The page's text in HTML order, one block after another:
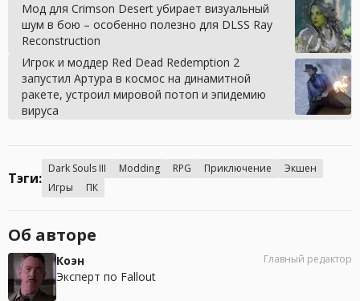
Мод для Crimson Desert убирает визуальный
шум в бою – особенно полезно для DLSS Ray
Reconstruction
Игрок и моддер Red Dead Redemption 2
запустил Артура в космос на динамитной
ракете, устроил мировой потоп и эпидемию
вируса
Тэги:
Dark Souls III Modding RPG Приключение
Экшен
Игры
ПК
Об авторе
Коэн
Эксперт по Fallout
Главный редактор